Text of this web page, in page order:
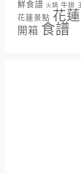
鮮食譜 火鍋 牛排
花蓮景點 花
開箱 食譜